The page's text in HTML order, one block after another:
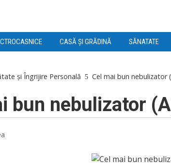
CASĂ ȘI GRĂDINĂ SĂNATATE
și Îngrijire Personală Cel mai bun nebulizator
bun nebulizator